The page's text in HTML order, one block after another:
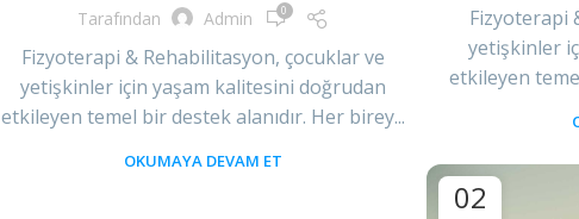
Tarafından Admin 0
Fizyoterapi & Rehabilitasyon, çocuklar ve
yetişkinler için yaşam kalitesini doğrudan
etkileyen temel bir destek alanıdır. Her birey...
OKUMAYA DEVAM ET
Fizyoterapi
yetişkinler
etkileyen
02